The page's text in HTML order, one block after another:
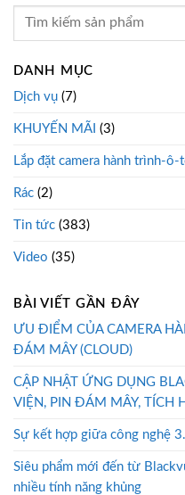
DANH MỤC
Dịch vụ (7)
KHUYẾN MÃI (3)
Lắp đặt camera hành trình-
Rác (2)
Tin tức (383)
Video (35)
BÀI VIẾT GẦN ĐÂY
ƯU ĐIỂM CỦA CAMERA
ĐÁM MÂY (CLOUD)
CẬP NHẬT ỨNG DỤNG
VIỆN, PIN ĐÁM MÂY, TÍCH
Sự kết hợp giữa công nghệ
Siêu phẩm mới đến từ
nhiều tính năng khủng